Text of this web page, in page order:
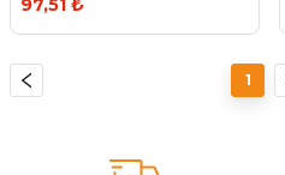
97,51 ₺
1